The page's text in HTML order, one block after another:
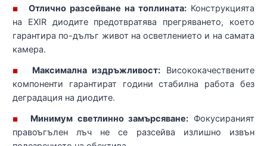
■ Отлично разсейване на топлината:Конструкцията
на EXIR диодите предотвратява прегряването, което
гарантира по-дълъг живот на осветлението и на самата
камера.
■ Максимална издръжливост: Висококачествените
компоненти гарантират години стабилна работа без
деградация на диодите.
■ Минимум светлинно замърсяване: Фокусираният
правоъгълен лъч не се разсейва излишно извън